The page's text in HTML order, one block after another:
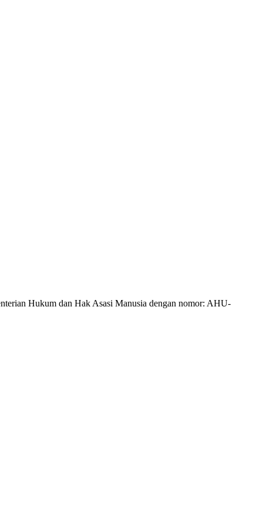
Hukum dan Hak Asasi Manusia dengan nomor: AHU-